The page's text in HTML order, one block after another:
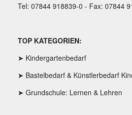
Tel: 07844 918839-0 - Fax: 07844
TOP KATEGORIEN:
➤ Kindergartenbedarf
➤ Bastelbedarf & Künstlerbedarf
➤ Grundschule: Lernen & Lehren